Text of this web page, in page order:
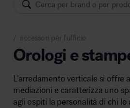
Prodotti
Pronta Consegna
Arredi
Pareti divisorie
Ambienti
Arredo area operativa
Brand
accessori per l'ufficio
Orologi e
L’arredamento verticale si offre
mediazioni e caratterizza uno
agli ospiti la personalità di chi lo